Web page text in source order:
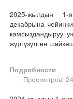
2025-жылдын 1-
декабрына
камсыздандыруу
жүргүзүлгөн
Подробности
Просмотров: